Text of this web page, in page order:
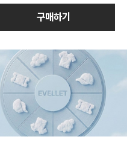
구매하기